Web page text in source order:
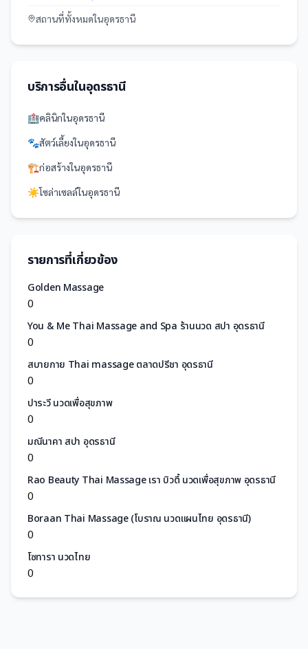
สถานที่ทั้งหมดในอุดรธานี
บริการอื่นในอุดรธานี
🏥คลินิกในอุดรธานี
🐾สัตว์เลี้ยงในอุดรธานี
🏗️ก่อสร้างในอุดรธานี
☀️โซล่าเซลล์ในอุดรธานี
รายการที่เกี่ยวข้อง
Golden Massage
0
You & Me​ Thai​ Massage and Spa ร้านนวด สปา อุดรธานี
0
สบายกาย Thai massage ตลาดปรีชา อุดรธานี
0
ปาระวี นวดเพื่อสุขภาพ
0
มณีนาคา สปา อุดรธานี
0
Rao Beauty Thai Massage เรา บิวตึ้ นวดเพื่อสุขภาพ อุดรธานี
0
Boraan Thai Massage (โบราณ นวดแผนไทย อุดรธานี)
0
โซทารา นวดไทย
0